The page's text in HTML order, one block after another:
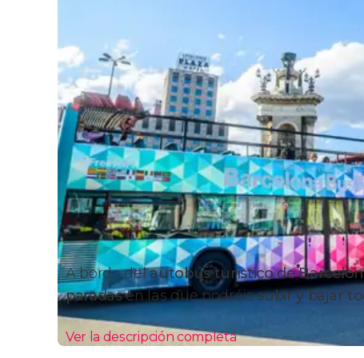
A bordo delautobús turístico de
paradasen las que podréissubir y bajar
Ver la descripción completa